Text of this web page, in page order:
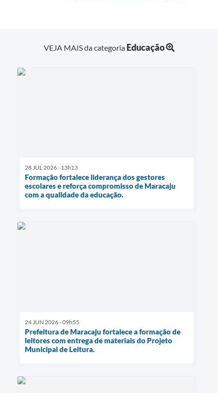
VEJA MAIS da categoria Educação
28 JUL 2026 - 13h13
Formação fortalece liderança dos gestores
escolares e reforça compromisso de Maracaju
com a qualidade da educação.
24 JUN 2026 - 09h55
Prefeitura de Maracaju fortalece a formação de
leitores com entrega de materiais do Projeto
Municipal de Leitura.